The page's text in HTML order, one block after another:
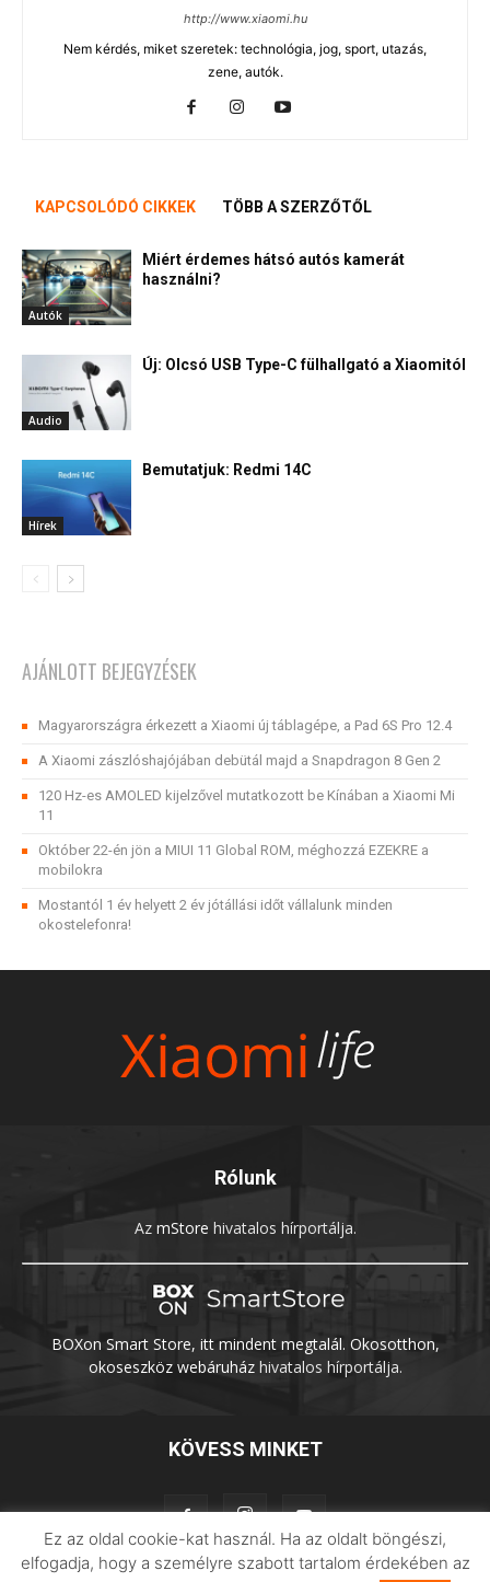
http://www.xiaomi.hu
Nem kérdés, miket szeretek: technológia, jog, sport, utazás,
zene, autók.
KAPCSOLÓDÓ CIKKEK TÖBB A SZERZŐTŐL
Autók
Miért érdemes hátsó autós kamerát
használni?
Audio
Új: Olcsó USB Type-C fülhallgató a Xiaomitól
Hírek
Bemutatjuk: Redmi 14C
AJÁNLOTT BEJEGYZÉSEK
Magyarországra érkezett a Xiaomi új táblagépe, a Pad 6S Pro 12.4
A Xiaomi zászlóshajójában debütál majd a Snapdragon 8 Gen 2
120 Hz-es AMOLED kijelzővel mutatkozott be Kínában a Xiaomi Mi
11
Október 22-én jön a MIUI 11 Global ROM, méghozzá EZEKRE a
mobilokra
Mostantól 1 év helyett 2 év jótállási időt vállalunk minden
okostelefonra!
Rólunk
Az mStore hivatalos hírportálja.
BOXon Smart Store, itt mindent megtalál. Okosotthon,
okoseszköz webáruházhivatalos hírportálja.
KÖVESS MINKET
Ez az oldal cookie-kat használ. Ha az oldalt böngészi,
elfogadja, hogy a személyre szabott tartalom érdekében az